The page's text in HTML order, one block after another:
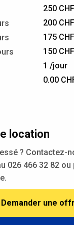
250 CHF
200 CHF
175 CHF
150 CHF
1 /jour
0.00
location
? Contactez-
026 466 32 82 ou
Demander une